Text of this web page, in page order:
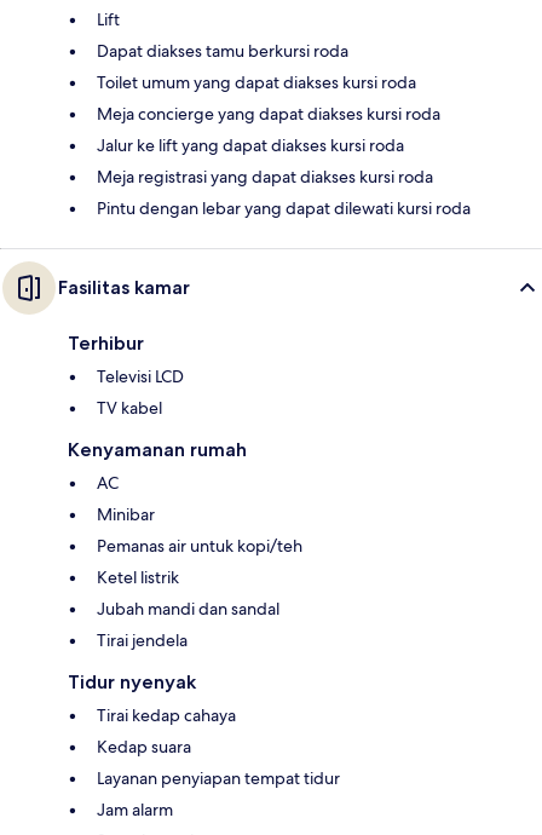
Lift
Dapat diakses tamu berkursi roda
Toilet umum yang dapat diakses kursi roda
Meja concierge yang dapat diakses kursi roda
Jalur ke lift yang dapat diakses kursi roda
Meja registrasi yang dapat diakses kursi roda
Pintu dengan lebar yang dapat dilewati kursi roda
Fasilitas kamar
Terhibur
Televisi LCD
TV kabel
Kenyamanan rumah
AC
Minibar
Pemanas air untuk kopi/teh
Ketel listrik
Jubah mandi dan sandal
Tirai jendela
Tidur nyenyak
Tirai kedap cahaya
Kedap suara
Layanan penyiapan tempat tidur
Jam alarm